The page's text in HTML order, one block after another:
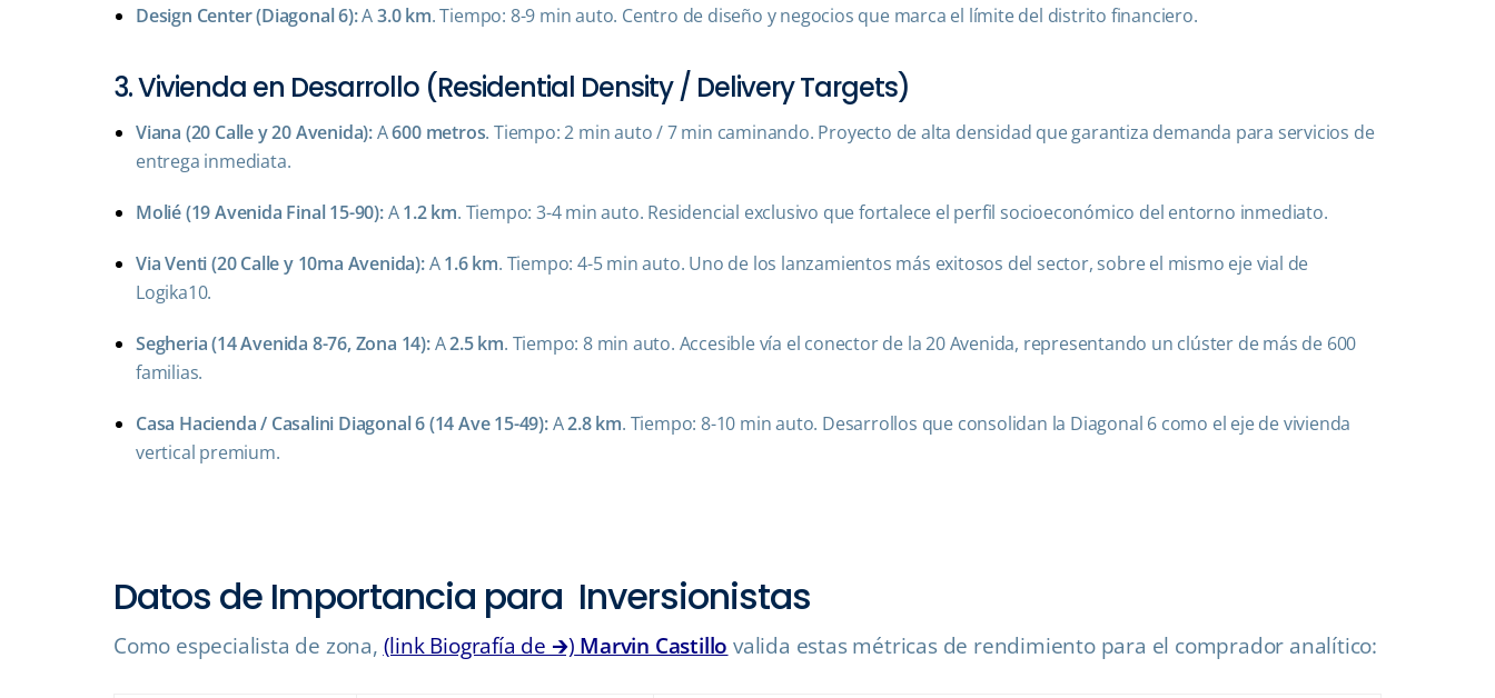
Design Center (Diagonal 6):A3.0 km. Tiempo: 8-9 min auto. Centro de diseño y negocios que marca el límite del distrito financiero.
3. Vivienda en Desarrollo (Residential Density / Delivery Targets)
Viana (20 Calle y 20 Avenida):A600 metros. Tiempo: 2 min auto / 7 min caminando. Proyecto de alta densidad que garantiza demanda para servicios de
entrega inmediata.
Molié (19 Avenida Final 15-90):A1.2 km. Tiempo: 3-4 min auto. Residencial exclusivo que fortalece el perfil socioeconómico del entorno inmediato.
Via Venti (20 Calle y 10ma Avenida):A1.6 km. Tiempo: 4-5 min auto. Uno de los lanzamientos más exitosos del sector, sobre el mismo eje vial de
Logika10.
Segheria (14 Avenida 8-76, Zona 14):A2.5 km. Tiempo: 8 min auto. Accesible vía el conector de la 20 Avenida, representando un clúster de más de 600
familias.
Casa Hacienda / Casalini Diagonal 6 (14 Ave 15-49):A2.8 km. Tiempo: 8-10 min auto. Desarrollos que consolidan la Diagonal 6 como el eje de vivienda
vertical premium.
Datos de Importancia para Inversionistas
Como especialista de zona, (link Biografía de 🡲) Marvin Castillo valida estas métricas de rendimiento para el comprador analítico: